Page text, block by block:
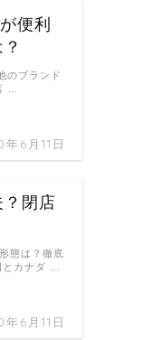
便利
6月11日
のブランド
…
閉店
6月11日
態は？徹底
とカナダ …